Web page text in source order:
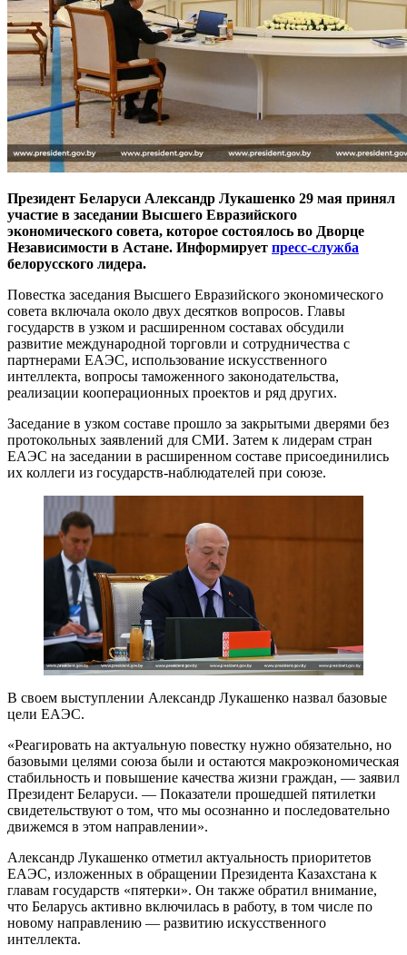
Президент Беларуси Александр Лукашенко 29 мая принял
участие в заседании Высшего Евразийского
экономического совета, которое состоялось во Дворце
Независимости в Астане. Информирует пресс-служба
белорусского лидера.
Повестка заседания Высшего Евразийского экономического
совета включала около двух десятков вопросов. Главы
государств в узком и расширенном составах обсудили
развитие международной торговли и сотрудничества с
партнерами ЕАЭС, использование искусственного
интеллекта, вопросы таможенного законодательства,
реализации кооперационных проектов и ряд других.
Заседание в узком составе прошло за закрытыми дверями без
протокольных заявлений для СМИ. Затем к лидерам стран
ЕАЭС на заседании в расширенном составе присоединились
их коллеги из государств-наблюдателей при союзе.
В своем выступлении Александр Лукашенко назвал базовые
цели ЕАЭС.
«Реагировать на актуальную повестку нужно обязательно, но
базовыми целями союза были и остаются макроэкономическая
стабильность и повышение качества жизни граждан, — заявил
Президент Беларуси. — Показатели прошедшей пятилетки
свидетельствуют о том, что мы осознанно и последовательно
движемся в этом направлении».
Александр Лукашенко отметил актуальность приоритетов
ЕАЭС, изложенных в обращении Президента Казахстана к
главам государств «пятерки». Он также обратил внимание,
что Беларусь активно включилась в работу, в том числе по
новому направлению — развитию искусственного
интеллекта.